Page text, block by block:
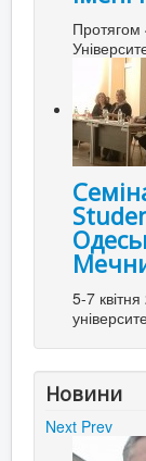
Протягом
5-7
Новини
Next Prev